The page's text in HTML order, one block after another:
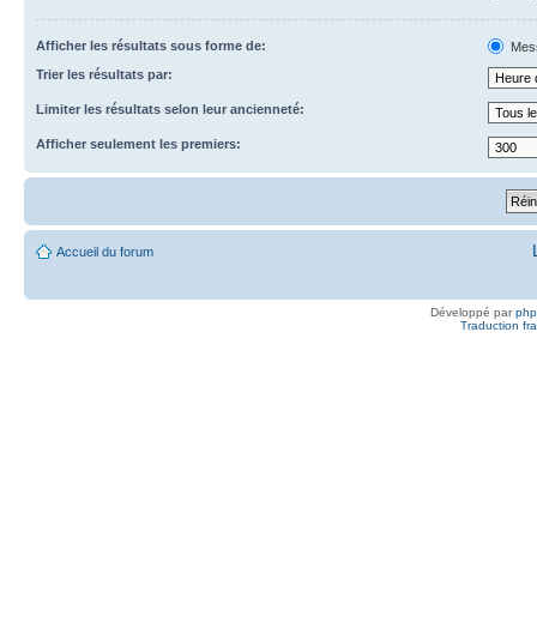
Afficher les résultats sous forme de:
Trier les résultats par:
Limiter les résultats selon leur ancienneté:
Afficher seulement les premiers:
Accueil du forum
Développé par
Traduction